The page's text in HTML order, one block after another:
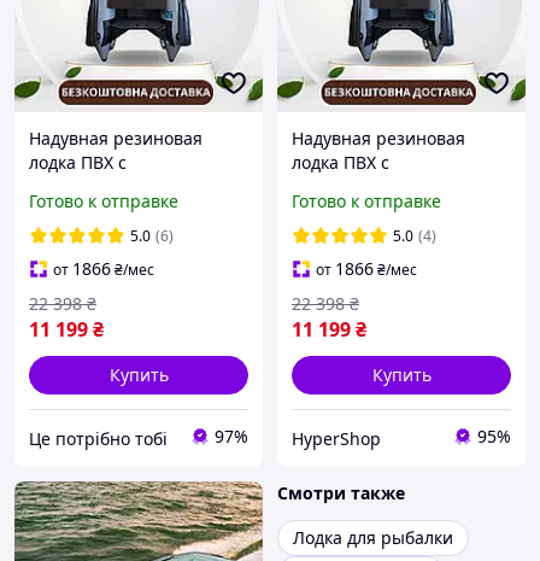
Надувная резиновая
лодка ПВХ с
для рыбалки, надувные
двухместные моторные
лодки |ЭТО НУЖНО
Готово к отправке
5.0 (6)
от 1866₴/мес
11 199₴
22 398 ₴
Купить
Це потрібно тобі 97%
Надувная резиновая
лодка ПВХ с
для рыбалки, надувные
двухместные моторные
лодки для охоты
Готово к отправке
5.0 (4)
от 1866₴/мес
11 199₴
22 398 ₴
Купить
HyperShop 95%
Смотри также
Лодка для рыбалки